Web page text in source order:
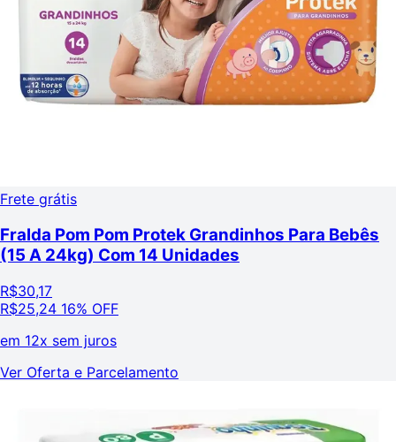
Frete grátis
Fralda Pom Pom Protek Grandinhos Para Bebês
(15 A 24kg) Com 14 Unidades
R$30,17
R$25,24 16% OFF
em 12x sem juros
Ver Oferta e Parcelamento